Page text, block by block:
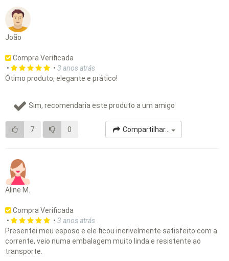
João
Compra Verificada
•
• 3 anos atrás
Ótimo produto, elegante e prático!
Sim, recomendaria este produto a um amigo
7 0 Compartilhar...
Aline M.
Compra Verificada
•
• 3 anos atrás
Presentei meu esposo e ele ficou incrivelmente satisfeito com a
corrente, veio numa embalagem muito linda e resistente ao
transporte.